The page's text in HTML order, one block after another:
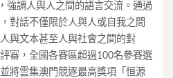
強調人與人之間的語言交流。通過
對話不僅限於人與人或自我之間
與文本甚至人與社會之間的對
審，全國各賽區超過100名參賽選
將雲集澳門競逐最高獎項「恒源